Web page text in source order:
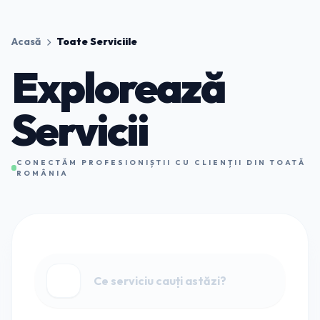
Acasă Toate Serviciile
Explorează
Servicii
CONECTĂM PROFESIONIȘTII CU CLIENȚII DIN TOATĂ
ROMÂNIA